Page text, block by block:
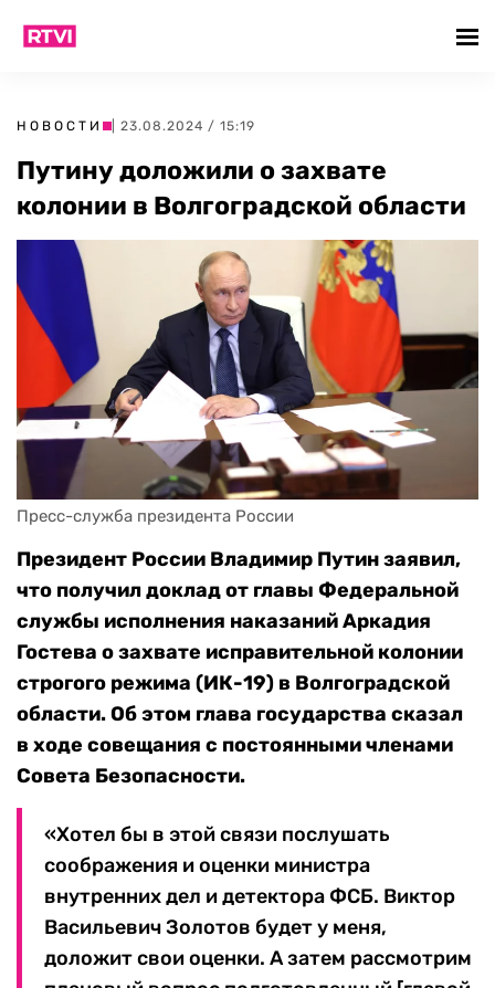
НОВОСТИ | 23.08.2024 / 15:19
Путину доложили о захвате
колонии в Волгоградской области
Пресс-служба президента России
Президент России Владимир Путин заявил,
что получил доклад от главы Федеральной
службы исполнения наказаний Аркадия
Гостева о захвате исправительной колонии
строгого режима (ИК-19) в Волгоградской
области. Об этом глава государства сказал
в ходе совещания с постоянными членами
Совета Безопасности.
«Хотел бы в этой связи послушать
соображения и оценки министра
внутренних дел и детектора ФСБ. Виктор
Васильевич Золотов будет у меня,
доложит свои оценки. А затем рассмотрим